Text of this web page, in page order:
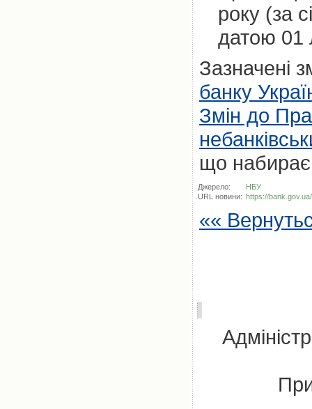
року (за
датою 01
Зазначені
банку
Змін до
що набирає
Джерело:
НБУ
URL новини: https://
««